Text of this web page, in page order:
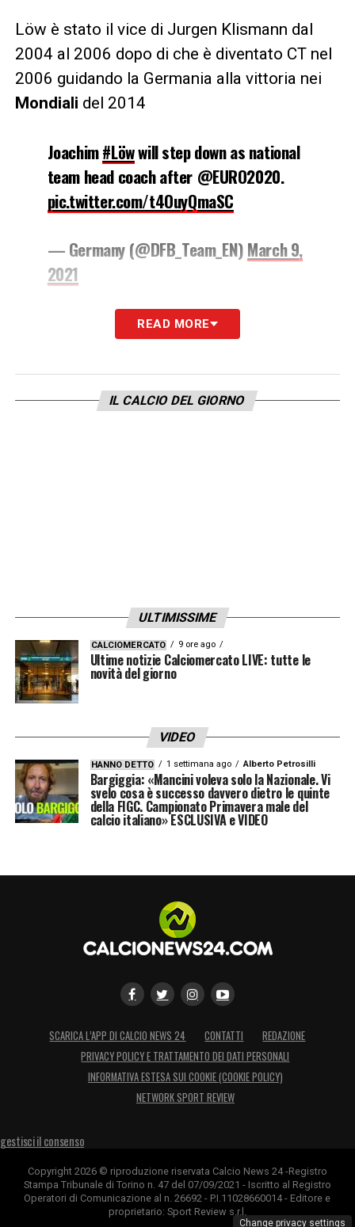
Löw è stato il vice di Jurgen Klismann dal
2004 al 2006 dopo di che è diventato CT nel
2006 guidando la Germania alla vittoria nei
Mondiali del 2014
Joachim#Löwwill step down as national
team head coach after @EURO2020.
pic.twitter.com/t4OuyQmaSC
— Germany (@DFB_Team_EN)March 9,
2021
LA PLAYLIST DELLE NOSTRE TOP NEWS
READ MORE
IL CALCIO DEL GIORNO
ULTIMISSIME
CALCIOMERCATO 9 ore ago
Ultime notizie Calciomercato LIVE: tutte le
novità del giorno
VIDEO
HANNO DETTO 1 settimana ago Alberto Petrosilli
Bargiggia: «Mancini voleva solo la Nazionale. Vi
svelo cosa è successo davvero dietro le quinte
della FIGC. Campionato Primavera male del
calcio italiano» ESCLUSIVA e VIDEO
SCARICA L’APP DI CALCIO NEWS 24 CONTATTI
REDAZIONE
PRIVACY POLICY E TRATTAMENTO DEI DATI PERSONALI
INFORMATIVA ESTESA SUI COOKIE (COOKIE POLICY)
NETWORK SPORT REVIEW
gestisci il consenso
Copyright 2026 © riproduzione riservata Calcio News 24 -Registro
Stampa Tribunale di Torino n. 47 del 07/09/2021 - Iscritto al Registro
Operatori di Comunicazione al n. 26692 - P.I.11028660014 - Editore e
proprietario: Sport Review s.r.l.
Change privacy settings